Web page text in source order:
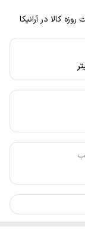
کالا در آرانیکا